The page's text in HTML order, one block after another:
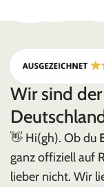
RAW
Wir sind der
👋 Hi(gh). Ob du
ganz offiziell auf
lieber nicht. Wir